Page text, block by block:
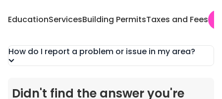
How do I report a problem or issue in my area?
Didn't find the answer you're
EducationServicesBuilding PermitsTaxes and Fees